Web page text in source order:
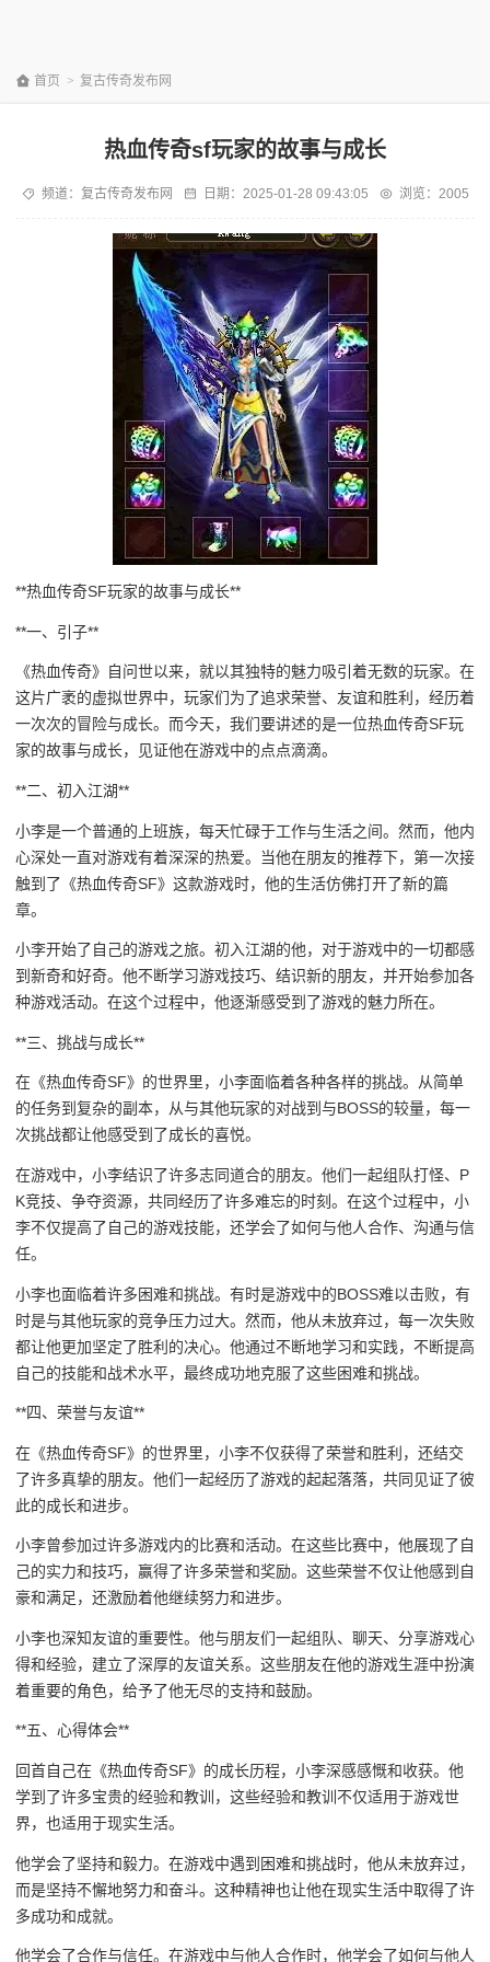
首页 > 复古传奇发布网
热血传奇sf玩家的故事与成长
频道： 复古传奇发布网 日期： 2025-01-28 09:43:05 浏览：2005
**热血传奇SF玩家的故事与成长**
**一、引子**
《热血传奇》自问世以来，就以其独特的魅力吸引着无数的玩家。在
这片广袤的虚拟世界中，玩家们为了追求荣誉、友谊和胜利，经历着
一次次的冒险与成长。而今天，我们要讲述的是一位热血传奇SF玩
家的故事与成长，见证他在游戏中的点点滴滴。
**二、初入江湖**
小李是一个普通的上班族，每天忙碌于工作与生活之间。然而，他内
心深处一直对游戏有着深深的热爱。当他在朋友的推荐下，第一次接
触到了《热血传奇SF》这款游戏时，他的生活仿佛打开了新的篇
章。
小李开始了自己的游戏之旅。初入江湖的他，对于游戏中的一切都感
到新奇和好奇。他不断学习游戏技巧、结识新的朋友，并开始参加各
种游戏活动。在这个过程中，他逐渐感受到了游戏的魅力所在。
**三、挑战与成长**
在《热血传奇SF》的世界里，小李面临着各种各样的挑战。从简单
的任务到复杂的副本，从与其他玩家的对战到与BOSS的较量，每一
次挑战都让他感受到了成长的喜悦。
在游戏中，小李结识了许多志同道合的朋友。他们一起组队打怪、P
K竞技、争夺资源，共同经历了许多难忘的时刻。在这个过程中，小
李不仅提高了自己的游戏技能，还学会了如何与他人合作、沟通与信
任。
小李也面临着许多困难和挑战。有时是游戏中的BOSS难以击败，有
时是与其他玩家的竞争压力过大。然而，他从未放弃过，每一次失败
都让他更加坚定了胜利的决心。他通过不断地学习和实践，不断提高
自己的技能和战术水平，最终成功地克服了这些困难和挑战。
**四、荣誉与友谊**
在《热血传奇SF》的世界里，小李不仅获得了荣誉和胜利，还结交
了许多真挚的朋友。他们一起经历了游戏的起起落落，共同见证了彼
此的成长和进步。
小李曾参加过许多游戏内的比赛和活动。在这些比赛中，他展现了自
己的实力和技巧，赢得了许多荣誉和奖励。这些荣誉不仅让他感到自
豪和满足，还激励着他继续努力和进步。
小李也深知友谊的重要性。他与朋友们一起组队、聊天、分享游戏心
得和经验，建立了深厚的友谊关系。这些朋友在他的游戏生涯中扮演
着重要的角色，给予了他无尽的支持和鼓励。
**五、心得体会**
回首自己在《热血传奇SF》的成长历程，小李深感感慨和收获。他
学到了许多宝贵的经验和教训，这些经验和教训不仅适用于游戏世
界，也适用于现实生活。
他学会了坚持和毅力。在游戏中遇到困难和挑战时，他从未放弃过，
而是坚持不懈地努力和奋斗。这种精神也让他在现实生活中取得了许
多成功和成就。
他学会了合作与信任。在游戏中与他人合作时，他学会了如何与他人